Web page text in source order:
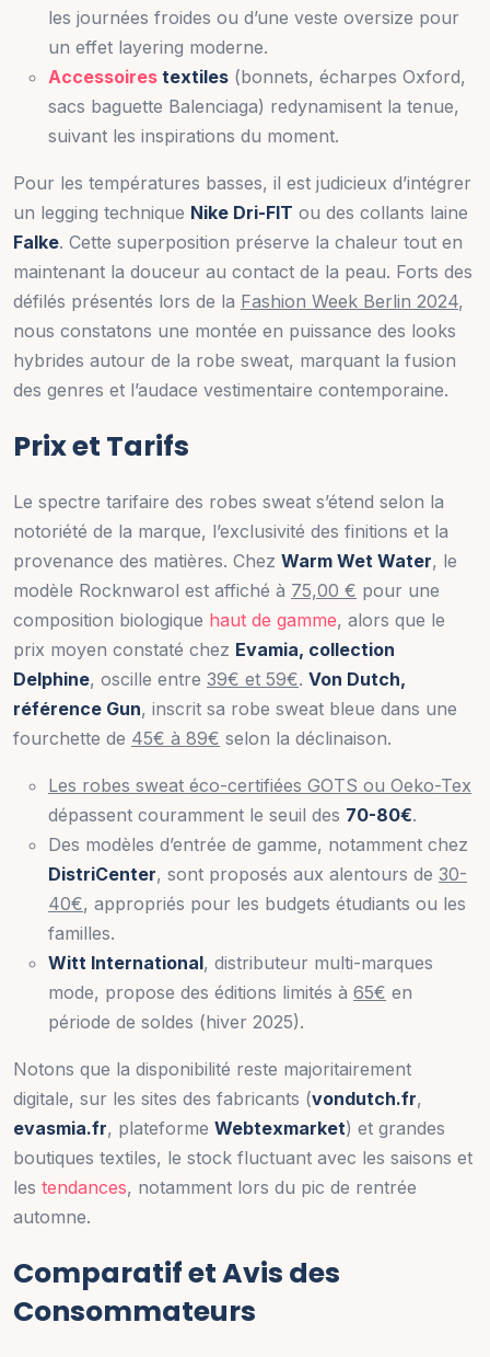
les journées froides ou d’une veste oversize pour
un effet layering moderne.
Accessoires textiles (bonnets, écharpes Oxford,
sacs baguette Balenciaga) redynamisent la tenue,
suivant les inspirations du moment.
Pour les températures basses, il est judicieux d’intégrer
un legging technique Nike Dri-FIT ou des collants laine
Falke. Cette superposition préserve la chaleur tout en
maintenant la douceur au contact de la peau. Forts des
défilés présentés lors de la Fashion Week Berlin 2024,
nous constatons une montée en puissance des looks
hybrides autour de la robe sweat, marquant la fusion
des genres et l’audace vestimentaire contemporaine.
Prix et Tarifs
Le spectre tarifaire des robes sweat s’étend selon la
notoriété de la marque, l’exclusivité des finitions et la
provenance des matières. Chez Warm Wet Water, le
modèle Rocknwarol est affiché à 75,00 € pour une
composition biologique haut de gamme, alors que le
prix moyen constaté chez Evamia, collection
Delphine, oscille entre 39€ et 59€. Von Dutch,
référence Gun, inscrit sa robe sweat bleue dans une
fourchette de 45€ à 89€ selon la déclinaison.
Les robes sweat éco-certifiées GOTS ou Oeko-Tex
dépassent couramment le seuil des 70-80€.
Des modèles d’entrée de gamme, notamment chez
DistriCenter, sont proposés aux alentours de 30-
40€, appropriés pour les budgets étudiants ou les
familles.
Witt International, distributeur multi-marques
mode, propose des éditions limités à 65€ en
période de soldes (hiver 2025).
Notons que la disponibilité reste majoritairement
digitale, sur les sites des fabricants (vondutch.fr,
evasmia.fr, plateforme Webtexmarket) et grandes
boutiques textiles, le stock fluctuant avec les saisons et
les tendances, notamment lors du pic de rentrée
automne.
Comparatif et Avis des
Consommateurs